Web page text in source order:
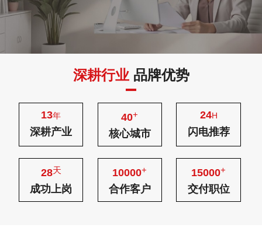
深耕行业品牌优势
13年
深耕产业
40+
核心城市
24H
闪电推荐
28天
成功上岗
10000+
合作客户
15000+
交付职位